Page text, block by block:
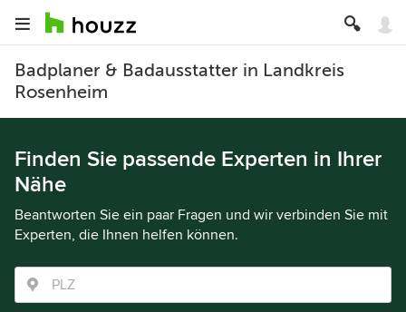
Badplaner & Badausstatter in Landkreis
Rosenheim
Finden Sie passende Experten in Ihrer
Nähe
Beantworten Sie ein paar Fragen und wir verbinden Sie mit
Experten, die Ihnen helfen können.